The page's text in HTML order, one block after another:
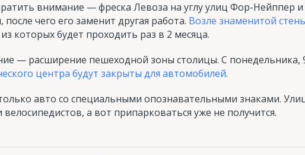
внимание — фреска Левоза на углу улиц Фор-Нейппер
после чего его заменит другая работа. Возле знаменитой
которых будет проходить раз в 2 месяца.
— расширение пешеходной зоны столицы. С понедельника,
центра будут закрыты для автомобилей.
авто со специальными опознавательными знаками.
а вот припарковаться уже не получится.